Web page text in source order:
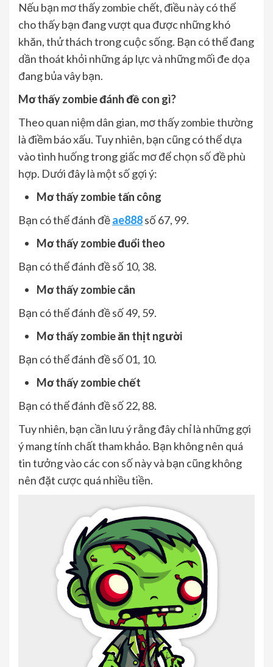
Nếu bạn mơ thấy zombie chết, điều này có thể
cho thấy bạn đang vượt qua được những khó
khăn, thử thách trong cuộc sống. Bạn có thể đang
dần thoát khỏi những áp lực và những mối đe dọa
đang bủa vây bạn.
Mơ thấy zombie đánh đề con gì?
Theo quan niệm dân gian, mơ thấy zombie thường
là điềm báo xấu. Tuy nhiên, bạn cũng có thể dựa
vào tình huống trong giấc mơ để chọn số đề phù
hợp. Dưới đây là một số gợi ý:
Mơ thấy zombie tấn công
Bạn có thể đánh đềae888số 67, 99.
Mơ thấy zombie đuổi theo
Bạn có thể đánh đề số 10, 38.
Mơ thấy zombie cắn
Bạn có thể đánh đề số 49, 59.
Mơ thấy zombie ăn thịt người
Bạn có thể đánh đề số 01, 10.
Mơ thấy zombie chết
Bạn có thể đánh đề số 22, 88.
Tuy nhiên, bạn cần lưu ý rằng đây chỉ là những gợi
ý mang tính chất tham khảo. Bạn không nên quá
tin tưởng vào các con số này và bạn cũng không
nên đặt cược quá nhiều tiền.